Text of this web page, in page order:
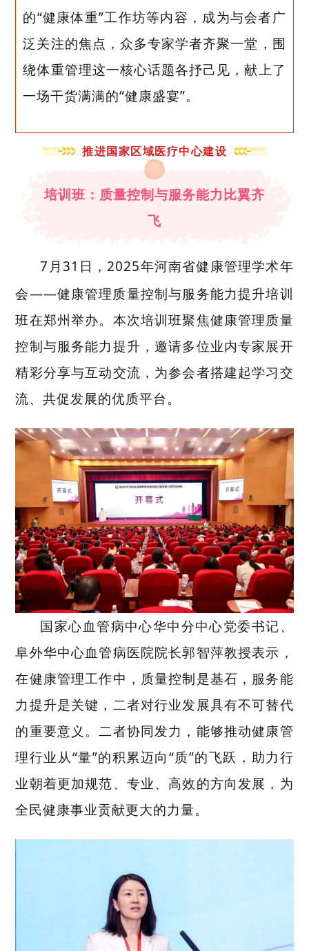
的“健康体重”工作坊等内容，成为与会者广
泛关注的焦点，众多专家学者齐聚一堂，围
绕体重管理这一核心话题各抒己见，献上了
一场干货满满的“健康盛宴”。
推进国家区域医疗中心建设
培训班：质量控制与服务能力比翼齐
飞
7 月31 日， 2025年河南省健康管理学术年
会——健康管理质量控制与服务能力提升培训
班在郑州举办。本次培训班聚焦健康管理质量
控制与服务能力提升，邀请多位业内专家展开
精彩分享与互动交流，为参会者搭建起学习交
流、共促发展的优质平台。
国家心血管病中心华中分中心党委书记、
阜外华中心血管病医院院长郭智萍教授表示，
在健康管理工作中，质量控制是基石，服务能
力提升是关键，二者对行业发展具有不可替代
的重要意义。二者协同发力，能够推动健康管
理行业从“量”的积累迈向“质”的飞跃，助力行
业朝着更加规范、专业、高效的方向发展，为
全民健康事业贡献更大的力量。